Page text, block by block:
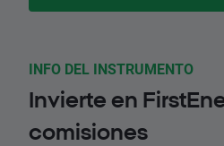
INFO DEL INSTRUMENTO
Invierte en
comisiones